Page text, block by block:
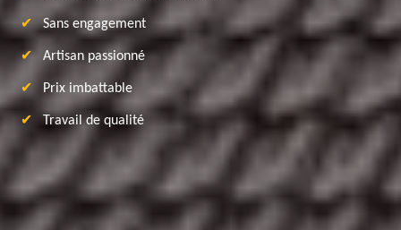
Sans engagement
Artisan passionné
Prix imbattable
Travail de qualité